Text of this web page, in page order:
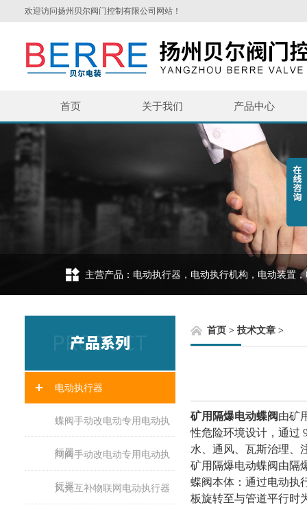
欢迎访问扬州贝尔阀门控制有限公司网站！
首页 关于我们 产品中心
主营产品：电动执行器，电动执行机构，电动装置
电动执行器
蝶阀手动改电动专用电动执
行器
闸阀手动改电动专用电动执
行器
风光互补物联网电动执行器
首页> 技术文章>
矿用隔爆电动蝶阀由矿
性危险环境设计，通过
水、通风、瓦斯治理、
矿用隔爆电动蝶阀由隔
蝶阀本体：通过电动执
板旋转至与管道平行时